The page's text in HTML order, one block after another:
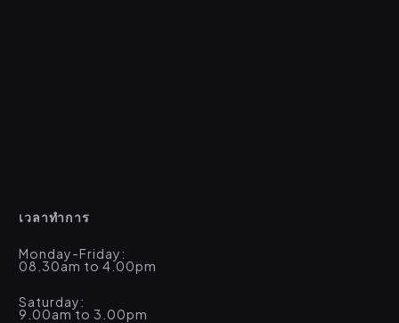
เวลาทำการ
Monday-Friday:
08.30am to 4.00pm
Saturday:
9.00am to 3.00pm